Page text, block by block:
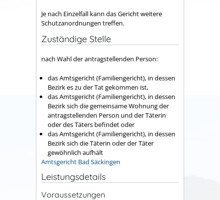
Je nach Einzelfall kann das Gericht weitere
Schutzanordnungen treffen.
Zuständige Stelle
nach Wahl der antragstellenden Person:
das Amtsgericht (Familiengericht), in dessen
Bezirk es zu der Tat gekommen ist,
das Amtsgericht (Familiengericht), in dessen
Bezirk sich die gemeinsame Wohnung der
antragstellenden Person und der Täterin
oder des Täters befindet oder
das Amtsgericht (Familiengericht), in dessen
Bezirk sich die Täterin oder der Täter
gewöhnlich aufhält
Amtsgericht Bad Säckingen
Leistungsdetails
Voraussetzungen